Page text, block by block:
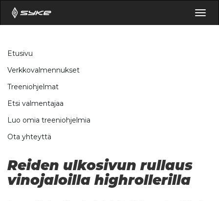
Etusivu
Verkkovalmennukset
Treeniohjelmat
Etsi valmentajaa
Luo omia treeniohjelmia
Ota yhteyttä
Reiden ulkosivun rullaus
vinojaloilla highrollerilla